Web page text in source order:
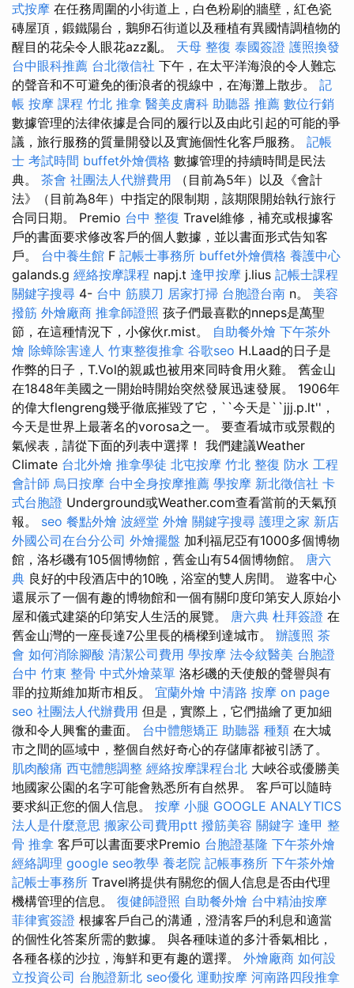
式按摩 在任務周圍的小街道上，白色粉刷的牆壁，紅色瓷
磚屋頂，鍛鐵陽台，鵝卵石街道以及種植有異國情調植物的
醒目的花朵令人眼花azz亂。 天母 整復 泰國簽證 護照換發
台中眼科推薦 台北徵信社 下午，在太平洋海浪的令人難忘
的聲音和不可避免的衝浪者的視線中，在海灘上散步。 記
帳 按摩 課程 竹北 推拿 醫美皮膚科 助聽器 推薦 數位行銷
數據管理的法律依據是合同的履行以及由此引起的可能的爭
議，旅行服務的質量開發以及實施個性化客戶服務。 記帳
士 考試時間 buffet外燴價格 數據管理的持續時間是民法
典。 茶會 社團法人代辦費用 （目前為5年）以及《會計
法》（目前為8年）中指定的限制期，該期限開始執行旅行
合同日期。 Premio 台中 整復 Travel維修，補充或根據客
戶的書面要求修改客戶的個人數據，並以書面形式告知客
戶。 台中養生館 F 記帳士事務所 buffet外燴價格 養護中心
galands.g 經絡按摩課程 napj.t 逢甲按摩 j.lius 記帳士課程
關鍵字搜尋 4- 台中 筋膜刀 居家打掃 台胞證台南 n。 美容
撥筋 外燴廠商 推拿師證照 孩子們最喜歡的nneps是萬聖
節，在這種情況下，小傢伙r.mist。 自助餐外燴 下午茶外
燴 除蟑除害達人 竹東整復推拿 谷歌seo H.Laad的日子是
作弊的日子，T.Vol的親戚也被用來同時食用火雞。 舊金山
在1848年美國之一開始時開始突然發展迅速發展。 1906年
的偉大flengreng幾乎徹底摧毀了它，``今天是``jjj.p.lt''，
今天是世界上最著名的vorosa之一。 要查看城市或景觀的
氣候表，請從下面的列表中選擇！ 我們建議Weather
Climate 台北外燴 推拿學徒 北屯按摩 竹北 整復 防水 工程
會計師 烏日按摩 台中全身按摩推薦 學按摩 新北徵信社 卡
式台胞證 Underground或Weather.com查看當前的天氣預
報。 seo 餐點外燴 波經堂 外燴 關鍵字搜尋 護理之家 新店
外國公司在台分公司 外燴擺盤 加利福尼亞有1000多個博物
館，洛杉磯有105個博物館，舊金山有54個博物館。 唐六
典 良好的中段酒店中的10晚，浴室的雙人房間。 遊客中心
還展示了一個有趣的博物館和一個有關印度印第安人原始小
屋和儀式建築的印第安人生活的展覽。 唐六典 杜拜簽證 在
舊金山灣的一座長達7公里長的橋樑到達城市。 辦護照 茶
會 如何消除腳酸 清潔公司費用 學按摩 法令紋醫美 台胞證
台中 竹東 整骨 中式外燴菜單 洛杉磯的天使般的聲譽與有
罪的拉斯維加斯市相反。 宜蘭外燴 中清路 按摩 on page
seo 社團法人代辦費用 但是，實際上，它們描繪了更加細
微和令人興奮的畫面。 台中體態矯正 助聽器 種類 在大城
市之間的區域中，整個自然好奇心的存儲庫都被引誘了。
肌肉酸痛 西屯體態調整 經絡按摩課程台北 大峽谷或優勝美
地國家公園的名字可能會熟悉所有自然界。 客戶可以隨時
要求糾正您的個人信息。 按摩 小腿 GOOGLE ANALYTICS
法人是什麼意思 搬家公司費用ptt 撥筋美容 關鍵字 逢甲 整
骨 推拿 客戶可以書面要求Premio 台胞證基隆 下午茶外燴
經絡調理 google seo教學 養老院 記帳事務所 下午茶外燴
記帳士事務所 Travel將提供有關您的個人信息是否由代理
機構管理的信息。 復健師證照 自助餐外燴 台中精油按摩
菲律賓簽證 根據客戶自己的溝通，澄清客戶的利息和適當
的個性化答案所需的數據。 與各種味道的多汁香氣相比，
各種各樣的沙拉，海鮮和更有趣的選擇。 外燴廠商 如何設
立投資公司 台胞證新北 seo優化 運動按摩 河南路四段推拿